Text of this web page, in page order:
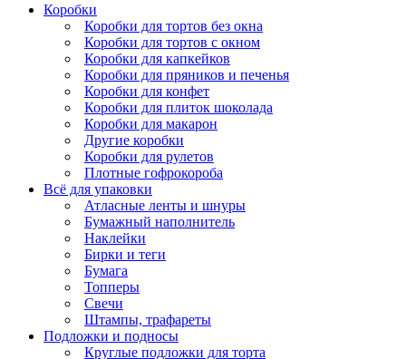
Коробки
Коробки для тортов без окна
Коробки для тортов с окном
Коробки для капкейков
Коробки для пряников и печенья
Коробки для конфет
Коробки для плиток шоколада
Коробки для макарон
Другие коробки
Коробки для рулетов
Плотные гофрокороба
Всё для упаковки
Атласные ленты и шнуры
Бумажный наполнитель
Наклейки
Бирки и теги
Бумага
Топперы
Свечи
Штампы, трафареты
Подложки и подносы
Круглые подложки для торта